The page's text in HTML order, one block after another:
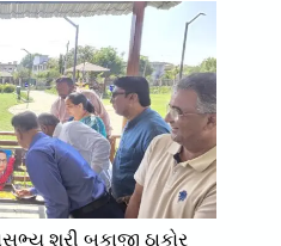
શ્રી બકાજી ઠાકોર